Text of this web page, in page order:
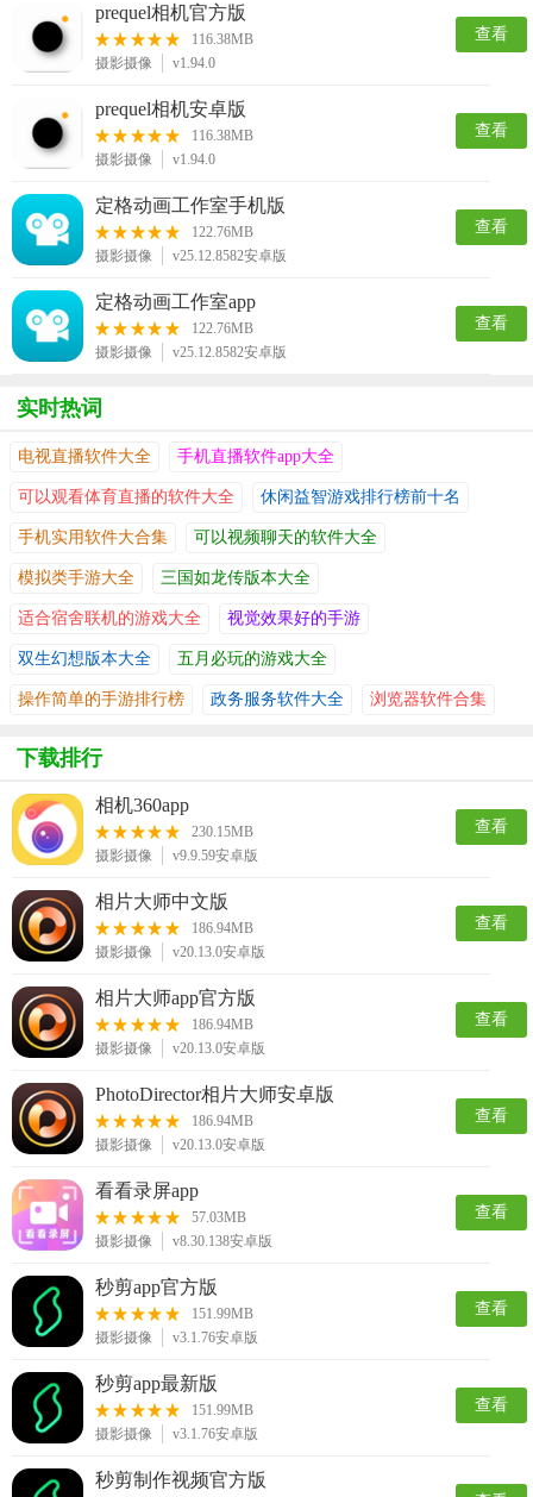
prequel相机官方版
116.38MB
摄影摄像
v1.94.0
查看
prequel相机安卓版
116.38MB
摄影摄像
v1.94.0
查看
定格动画工作室手机版
122.76MB
摄影摄像
v25.12.8582安卓版
查看
定格动画工作室app
122.76MB
摄影摄像
v25.12.8582安卓版
查看
实时热词
电视直播软件大全 手机直播软件app大全
可以观看体育直播的软件大全 休闲益智游戏排行榜前十名
手机实用软件大合集 可以视频聊天的软件大全
模拟类手游大全 三国如龙传版本大全
适合宿舍联机的游戏大全 视觉效果好的手游
双生幻想版本大全 五月必玩的游戏大全
操作简单的手游排行榜 政务服务软件大全 浏览器软件合集
下载排行
相机360app
230.15MB
摄影摄像
v9.9.59安卓版
查看
相片大师中文版
186.94MB
摄影摄像
v20.13.0安卓版
查看
相片大师app官方版
186.94MB
摄影摄像
v20.13.0安卓版
查看
PhotoDirector相片大师安卓版
186.94MB
摄影摄像
v20.13.0安卓版
查看
看看录屏app
57.03MB
摄影摄像
v8.30.138安卓版
查看
秒剪app官方版
151.99MB
摄影摄像
v3.1.76安卓版
查看
秒剪app最新版
151.99MB
摄影摄像
v3.1.76安卓版
查看
秒剪制作视频官方版